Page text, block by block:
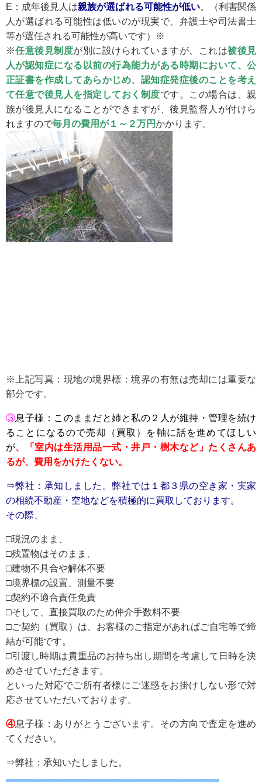
E：成年後見人は親族が選ばれる可能性が低い。（利害関係
人が選ばれる可能性は低いのが現実で、弁護士や司法書士
等が選任される可能性が高いです）※
※任意後見制度が別に設けられていますが、これは被後見
人が認知症になる以前の行為能力がある時期において、 公
正証書を作成してあらかじめ、認知症発症後のことを考え
て任意で後見人を指定しておく制度です。この場合は、親
族が後見人になることができますが、後見監督人が付けら
れますので毎月の費用が１～２万円かかります。
※上記写真：現地の境界標：境界の有無は売却には重要な
部分です。
③息子様：このままだと姉と私の２人が維持・管理を続け
ることになるので売却（買取）を軸に話を進めてほしい
が、「室内は生活用品一式・井戸・樹木など」たくさんあ
るが、費用をかけたくない。
⇒弊社：承知しました。弊社では１都３県の空き家・実家
の相続不動産・空地などを積極的に買取しております。
その際、
□現況のまま、
□残置物はそのまま、
□建物不具合や解体不要
□境界標の設置、測量不要
□契約不適合責任免責
□そして、直接買取のため仲介手数料不要
□ご契約（買取）は、お客様のご指定があればご自宅等で締
結が可能です。
□引渡し時期は貴重品のお持ち出し期間を考慮して日時を決
めさせていただきます。
といった対応でご所有者様にご迷惑をお掛けしない形で対
応させていただいております。
④息子様：ありがとうございます。その方向で査定を進め
てください。
⇒弊社：承知いたしました。